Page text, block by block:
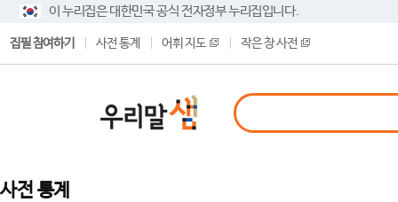
이 누리집은 대한민국 공식 전자정부 누리집입니다.
집필 참여하기 사전 통계 어휘 지도 작은 창 사전
사전 통계